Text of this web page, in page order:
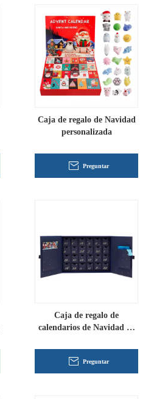
Caja de regalo de Navidad
personalizada
Preguntar
Caja de regalo de
calendarios de Navidad de
Preguntar